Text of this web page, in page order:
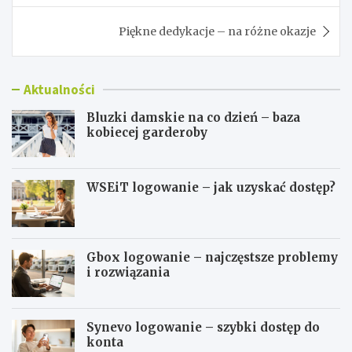
Piękne dedykacje – na różne okazje
Aktualności
Bluzki damskie na co dzień – baza
kobiecej garderoby
WSEiT logowanie – jak uzyskać dostęp?
Gbox logowanie – najczęstsze problemy
i rozwiązania
Synevo logowanie – szybki dostęp do
konta